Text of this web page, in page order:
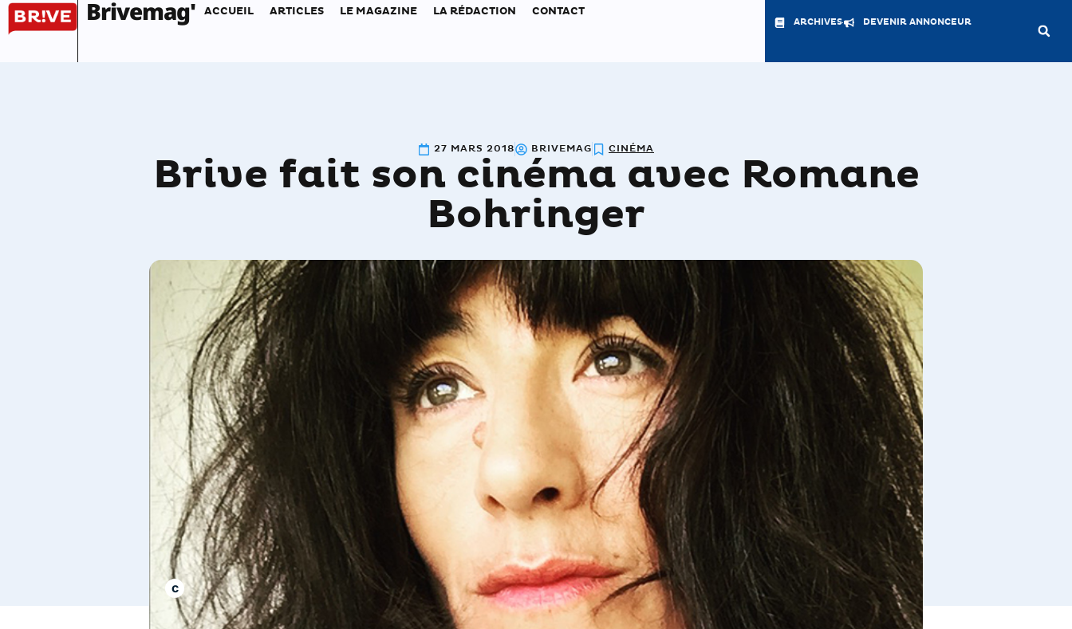
Brivemag' ACCUEIL ARTICLES LE MAGAZINE LA RÉDACTION CONTACT
ARCHIVES DEVENIR ANNONCEUR
27 MARS 2018 BRIVEMAG CINÉMA
Brive fait son cinéma avec Romane
Bohringer